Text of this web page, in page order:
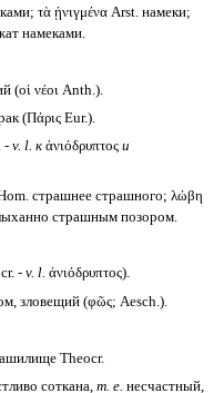
τὰ ᾐνιγμένα Arst. намеки;
намеками.
(οἱ νέοι Anth.).
(Πάρις Eur.).
- v. l. кἁνιόδρυπτος и
страшнее страшного; λώβη
страшным позором.
- v. l. ἀνιόδρυπτος).
зловещий (φῶς; Aesch.).
Theocr.
соткана, т. е. несчастный,